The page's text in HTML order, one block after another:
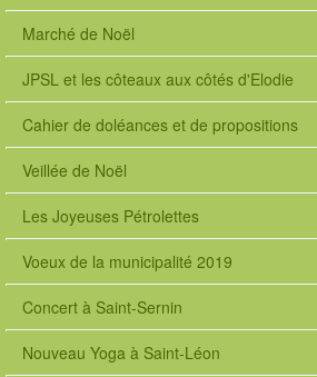
Marché de Noël
JPSL et les côteaux aux côtés d'Elodie
Cahier de doléances et de propositions
Veillée de Noël
Les Joyeuses Pétrolettes
Voeux de la municipalité 2019
Concert à Saint-Sernin
Nouveau Yoga à Saint-Léon